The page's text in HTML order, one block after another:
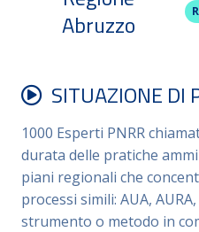
Abruzzo
SITUAZIONE DI
1000 Esperti PNRR
durata delle pratiche
piani regionali che
processi simili: AUA,
strumento o metodo in